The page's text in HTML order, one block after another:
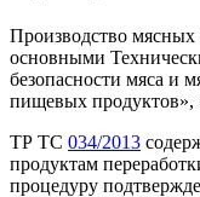
Производство мясных
основными
безопасности мяса и
пищевых
ТР ТС 034/2013
продуктам
процедуру